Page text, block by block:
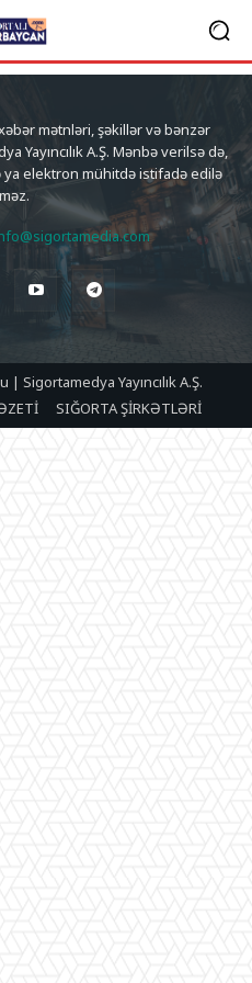
mətnləri, şəkillər və bənzər
Yayıncılık A.Ş. Mənbə verilsə də,
ya elektron mühitdə istifadə edilə
Sigortamedya Yayıncılık A.Ş.
SIĞORTA ŞİRKƏTLƏRİ